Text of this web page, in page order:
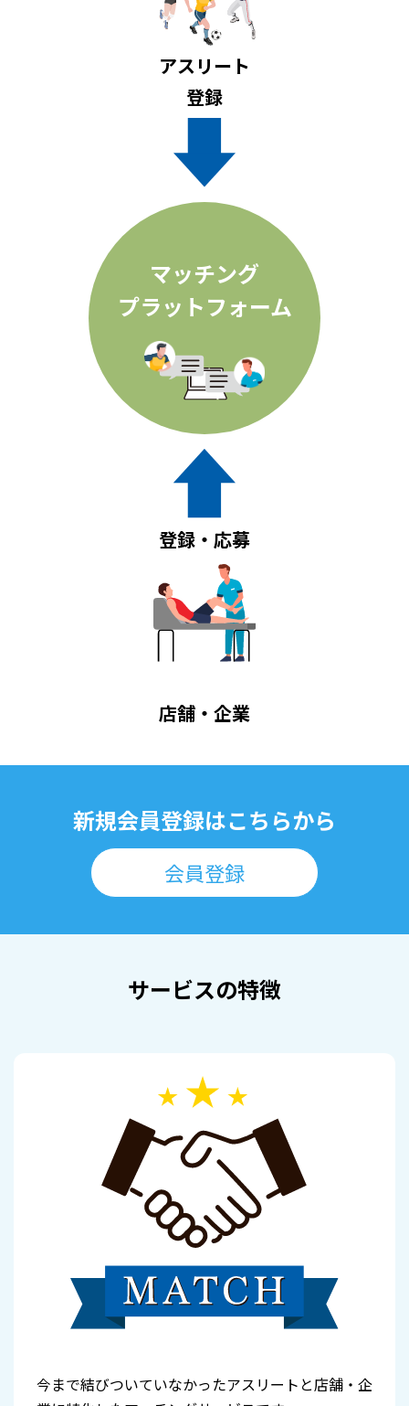
アスリート
登録
マッチング
プラットフォーム
登録・応募
店舗・企業
新規会員登録はこちらから
会員登録
サービスの特徴
今まで結びついていなかったアスリートと店舗・企